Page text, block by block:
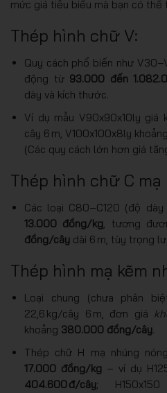
mức giá tiêu biểu mà bạn có thể
Thép hình chữ V:
Quy cách phổ biến như
động từ 93.000 đến
dày và kích thước.
Ví dụ mẫu V90x90x10ly giá
cây 6 m, V100x100x8ly khoảng
(Các quy cách lớn hơn giá
Thép hình chữ C mạ
Các loại C80–C120 (độ dày
13.000 đồng/kg, tương
đồng/cây dài 6 m, tùy trọng
Thép hình mạ kẽm
Loại chung (chưa phân
22,6 kg/cây 6 m, đơn giá
khoảng 380.000 đồng/cây.
Thép chữ H mạ nhúng
17.000 đồng/kg – ví dụ
404.600 đ/cây;